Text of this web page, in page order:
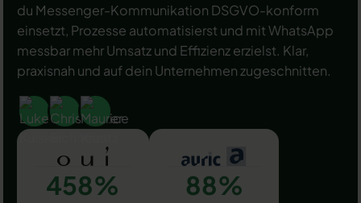
du Messenger-Kommunikation DSGVO-konform
einsetzt, Prozesse automatisierst und mit WhatsApp
messbar mehr Umsatz und Effizienz erzielst. Klar,
praxisnah und auf dein Unternehmen zugeschnitten.
458% 88%